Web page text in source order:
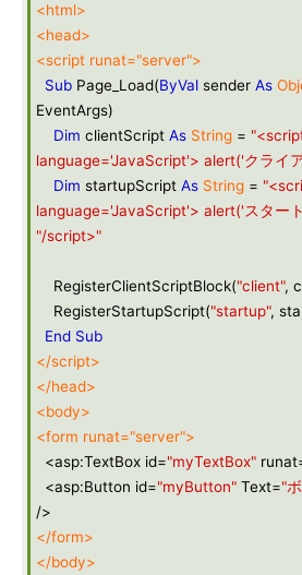
<html>
<head>
<script runat="server">
Sub Page_Load(ByVal sender As
EventArgs)
Dim clientScript As String =
language='JavaScript'> alert('クライ
Dim startupScript As String =
language='JavaScript'> alert('スター
"/script>"
RegisterClientScriptBlock("client",
RegisterStartupScript("startup",
End Sub
</script>
</head>
<body>
<form runat="server">
<asp:TextBox id="myTextBox"
<asp:Button id="myButton" Text="
/>
</form>
</body>